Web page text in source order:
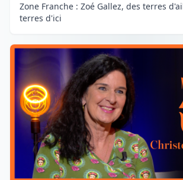
Zone Franche : Zoé Gallez, des terres
terres d'ici